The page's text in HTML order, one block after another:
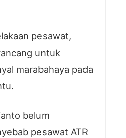
pesawat,
untuk
marabahaya pada
belum
pesawat ATR